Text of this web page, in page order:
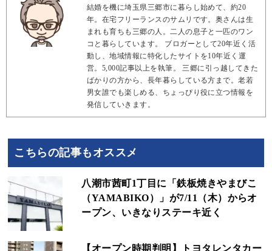
結婚を機に埼玉県三郷市に暮らし始めて、約20
年。在宅フリーランスのサムリです。奥さんは生
まれも育ちも三郷の人。二人の息子と一匹のワン
コと暮らしています。 ブロガーとして20年近く活
動し、地域情報に特化したサイトを10年近く運
営。5,000記事以上を執筆。 三郷に引っ越してきた
ばかりの方から、長年暮らしている方まで。老若
男女誰でも楽しめる、ちょっぴり役に立つ情報を
発信していきます。
こちらの記事もオススメ
八潮市茜町1丁目に「鉄板焼きやまびこ
（YAMABIKO）」が7/11（木）からオ
ープン、いきなりステーキ近く
【オープン時期判明】トヨタレンタカー